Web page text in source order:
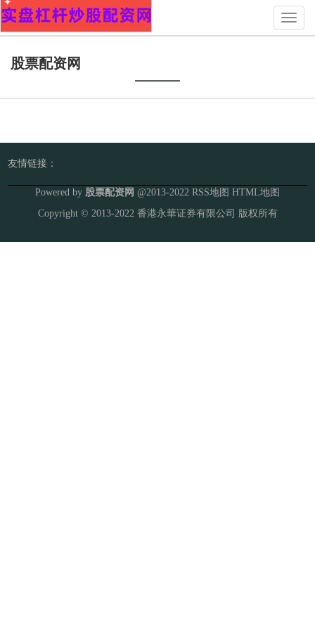
Toggle
股票配资网
友情链接：
Powered by 股票配资网 @2013-2022 RSS地图 HTML地图
Copyright © 2013-2022 香港永華证券有限公司 版权所有